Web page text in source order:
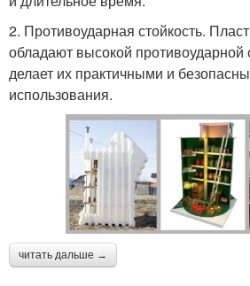
2. Противоударная стойкость.
обладают высокой противоударной
делает их практичными и
использования.
читать дальше →